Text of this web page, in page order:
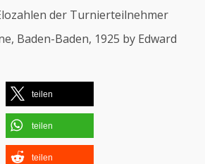
der Turnierteilnehmer
Baden-Baden, 1925 by Edward
teilen
teilen
teilen